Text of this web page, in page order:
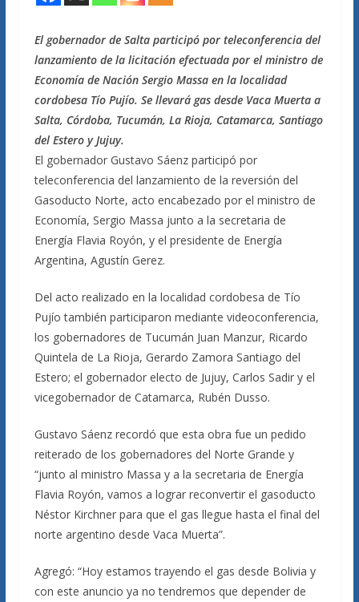
El gobernador de Salta participó por teleconferencia del
lanzamiento de la licitación efectuada por el ministro de
Economía de Nación Sergio Massa en la localidad
cordobesa Tío Pujío. Se llevará gas desde Vaca Muerta a
Salta, Córdoba, Tucumán, La Rioja, Catamarca, Santiago
del Estero y Jujuy.
El gobernador Gustavo Sáenz participó por
teleconferencia del lanzamiento de la reversión del
Gasoducto Norte, acto encabezado por el ministro de
Economía, Sergio Massa junto a la secretaria de
Energía Flavia Royón, y el presidente de Energía
Argentina, Agustín Gerez.
Del acto realizado en la localidad cordobesa de Tío
Pujío también participaron mediante videoconferencia,
los gobernadores de Tucumán Juan Manzur, Ricardo
Quintela de La Rioja, Gerardo Zamora Santiago del
Estero; el gobernador electo de Jujuy, Carlos Sadir y el
vicegobernador de Catamarca, Rubén Dusso.
Gustavo Sáenz recordó que esta obra fue un pedido
reiterado de los gobernadores del Norte Grande y
“junto al ministro Massa y a la secretaria de Energía
Flavia Royón, vamos a lograr reconvertir el gasoducto
Néstor Kirchner para que el gas llegue hasta el final del
norte argentino desde Vaca Muerta”.
Agregó: “Hoy estamos trayendo el gas desde Bolivia y
con este anuncio ya no tendremos que depender de